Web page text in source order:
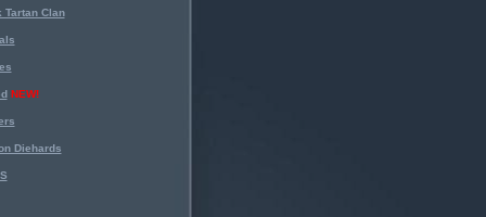
Tartan Clan
NEW!
Diehards